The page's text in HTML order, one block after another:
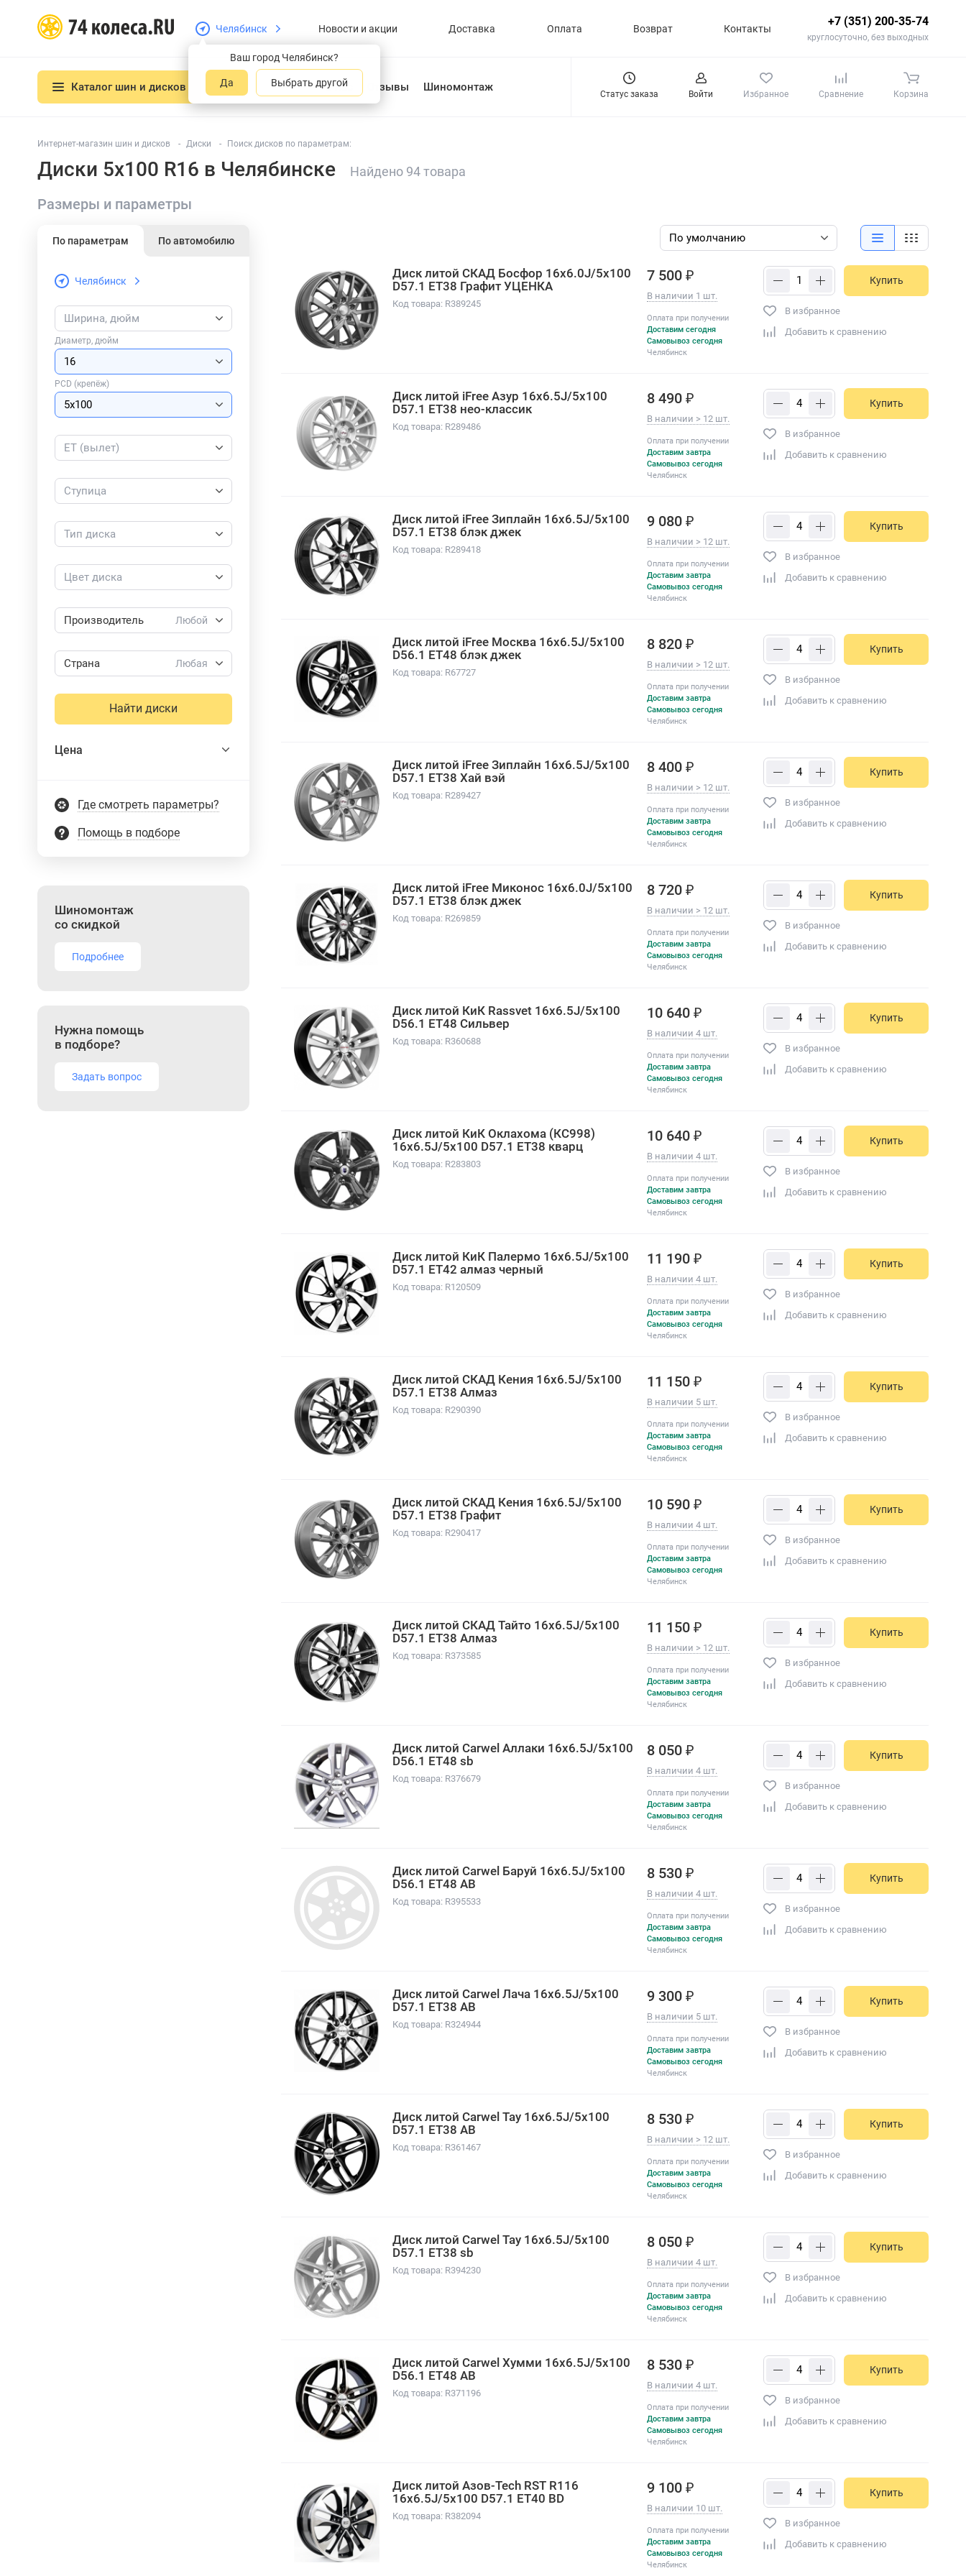
Челябинск
Ваш город Челябинск?
Да Выбрать другой
Новости и акции Доставка Оплата Возврат Контакты
+7 (351) 200-35-74
круглосуточно, без выходных
Каталог шин и дисков О нас Отзывы Шиномонтаж
Статус заказа Войти Избранное Сравнение Корзина
Интернет-магазин шин и дисков Диски Поиск дисков по параметрам:
Диски 5x100 R16 в Челябинске Найдено 94 товара
Размеры и параметры
По параметрам По автомобилю
Челябинск
Ширина, дюйм
Диаметр, дюйм
PCD (крепёж)
ET (вылет)
Ступица
Тип диска
Цвет диска
Производитель Любой
Страна Любая
Найти диски
Цена
Где смотреть параметры?
Помощь в подборе
Шиномонтаж
со скидкой
Подробнее
Нужна помощь
в подборе?
Задать вопрос
Диск литой СКАД Босфор 16x6.0J/5x100
D57.1 ET38 Графит УЦЕНКА
Код товара: R389245
7 500 ₽
В наличии 1 шт.
Оплата при получении
Доставим сегодня
Самовывоз сегодня
Челябинск
Купить
В избранное
Добавить к сравнению
Диск литой iFree Азур 16x6.5J/5x100
D57.1 ET38 нео-классик
Код товара: R289486
8 490 ₽
В наличии > 12 шт.
Оплата при получении
Доставим завтра
Самовывоз сегодня
Челябинск
Купить
В избранное
Добавить к сравнению
Диск литой iFree Зиплайн 16x6.5J/5x100
D57.1 ET38 блэк джек
Код товара: R289418
9 080 ₽
В наличии > 12 шт.
Оплата при получении
Доставим завтра
Самовывоз сегодня
Челябинск
Купить
В избранное
Добавить к сравнению
Диск литой iFree Москва 16x6.5J/5x100
D56.1 ET48 блэк джек
Код товара: R67727
8 820 ₽
В наличии > 12 шт.
Оплата при получении
Доставим завтра
Самовывоз сегодня
Челябинск
Купить
В избранное
Добавить к сравнению
Диск литой iFree Зиплайн 16x6.5J/5x100
D57.1 ET38 Хай вэй
Код товара: R289427
8 400 ₽
В наличии > 12 шт.
Оплата при получении
Доставим завтра
Самовывоз сегодня
Челябинск
Купить
В избранное
Добавить к сравнению
Диск литой iFree Миконос 16x6.0J/5x100
D57.1 ET38 блэк джек
Код товара: R269859
8 720 ₽
В наличии > 12 шт.
Оплата при получении
Доставим завтра
Самовывоз сегодня
Челябинск
Купить
В избранное
Добавить к сравнению
Диск литой КиК Rassvet 16x6.5J/5x100
D56.1 ET48 Сильвер
Код товара: R360688
10 640 ₽
В наличии 4 шт.
Оплата при получении
Доставим завтра
Самовывоз сегодня
Челябинск
Купить
В избранное
Добавить к сравнению
Диск литой КиК Оклахома (КС998)
16x6.5J/5x100 D57.1 ET38 кварц
Код товара: R283803
10 640 ₽
В наличии 4 шт.
Оплата при получении
Доставим завтра
Самовывоз сегодня
Челябинск
Купить
В избранное
Добавить к сравнению
Диск литой КиК Палермо 16x6.5J/5x100
D57.1 ET42 алмаз черный
Код товара: R120509
11 190 ₽
В наличии 4 шт.
Оплата при получении
Доставим завтра
Самовывоз сегодня
Челябинск
Купить
В избранное
Добавить к сравнению
Диск литой СКАД Кения 16x6.5J/5x100
D57.1 ET38 Алмаз
Код товара: R290390
11 150 ₽
В наличии 5 шт.
Оплата при получении
Доставим завтра
Самовывоз сегодня
Челябинск
Купить
В избранное
Добавить к сравнению
Диск литой СКАД Кения 16x6.5J/5x100
D57.1 ET38 Графит
Код товара: R290417
10 590 ₽
В наличии 4 шт.
Оплата при получении
Доставим завтра
Самовывоз сегодня
Челябинск
Купить
В избранное
Добавить к сравнению
Диск литой СКАД Тайто 16x6.5J/5x100
D57.1 ET38 Алмаз
Код товара: R373585
11 150 ₽
В наличии > 12 шт.
Оплата при получении
Доставим завтра
Самовывоз сегодня
Челябинск
Купить
В избранное
Добавить к сравнению
Диск литой Carwel Аллаки 16x6.5J/5x100
D56.1 ET48 sb
Код товара: R376679
8 050 ₽
В наличии 4 шт.
Оплата при получении
Доставим завтра
Самовывоз сегодня
Челябинск
Купить
В избранное
Добавить к сравнению
Диск литой Carwel Баруй 16x6.5J/5x100
D56.1 ET48 AB
Код товара: R395533
8 530 ₽
В наличии 4 шт.
Оплата при получении
Доставим завтра
Самовывоз сегодня
Челябинск
Купить
В избранное
Добавить к сравнению
Диск литой Carwel Лача 16x6.5J/5x100
D57.1 ET38 AB
Код товара: R324944
9 300 ₽
В наличии 5 шт.
Оплата при получении
Доставим завтра
Самовывоз сегодня
Челябинск
Купить
В избранное
Добавить к сравнению
Диск литой Carwel Тау 16x6.5J/5x100
D57.1 ET38 AB
Код товара: R361467
8 530 ₽
В наличии > 12 шт.
Оплата при получении
Доставим завтра
Самовывоз сегодня
Челябинск
Купить
В избранное
Добавить к сравнению
Диск литой Carwel Тау 16x6.5J/5x100
D57.1 ET38 sb
Код товара: R394230
8 050 ₽
В наличии 4 шт.
Оплата при получении
Доставим завтра
Самовывоз сегодня
Челябинск
Купить
В избранное
Добавить к сравнению
Диск литой Carwel Хумми 16x6.5J/5x100
D56.1 ET48 AB
Код товара: R371196
8 530 ₽
В наличии 4 шт.
Оплата при получении
Доставим завтра
Самовывоз сегодня
Челябинск
Купить
В избранное
Добавить к сравнению
Диск литой Азов-Tech RST R116
16x6.5J/5x100 D57.1 ET40 BD
Код товара: R382094
9 100 ₽
В наличии 10 шт.
Оплата при получении
Доставим завтра
Самовывоз сегодня
Челябинск
Купить
В избранное
Добавить к сравнению